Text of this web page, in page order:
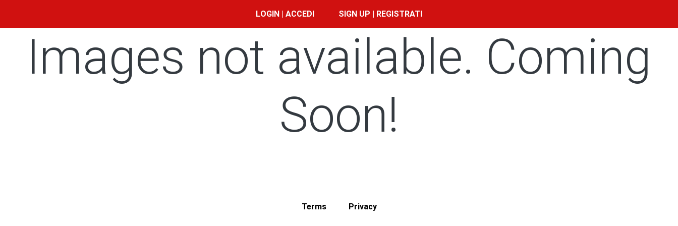
LOGIN | ACCEDI SIGN UP | REGISTRATI
Images not available. Coming
Soon!
Terms Privacy